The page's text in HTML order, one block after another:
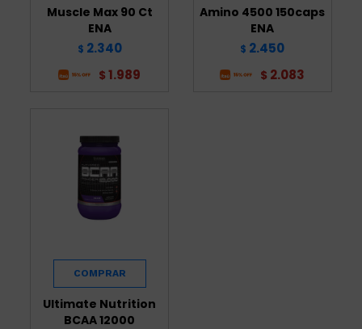
Muscle Max 90 Ct
ENA
$ 2.340
$ 1.989
Amino 4500 150caps
ENA
$ 2.450
$ 2.083
Ultimate Nutrition
BCAA 12000